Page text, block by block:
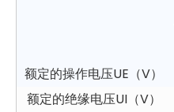
额定的操作电压UE（V）
额定的绝缘电压UI（V）